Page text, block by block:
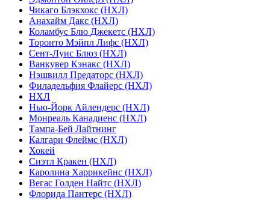
Чикаго Блэкхокс (НХЛ)
Анахайм Дакс (НХЛ)
Коламбус Блю Джекетс (НХЛ)
Торонто Мэйпл Лифс (НХЛ)
Сент-Луис Блюз (НХЛ)
Ванкувер Кэнакс (НХЛ)
Нэшвилл Предаторс (НХЛ)
Филадельфия Флайерс (НХЛ)
НХЛ
Нью-Йорк Айлендерс (НХЛ)
Монреаль Канадиенс (НХЛ)
Тампа-Бей Лайтнинг
Калгари Флеймс (НХЛ)
Хокей
Сиэтл Кракен (НХЛ)
Каролина Харрикейнс (НХЛ)
Вегас Голден Найтс (НХЛ)
Флорида Пантерс (НХЛ)